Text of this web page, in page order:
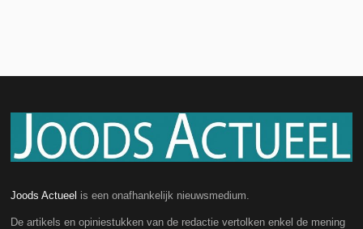
Joods Actueel is een onafhankelijk nieuwsmedium.
De artikels en opiniestukken van de redactie vertolken enkel de mening